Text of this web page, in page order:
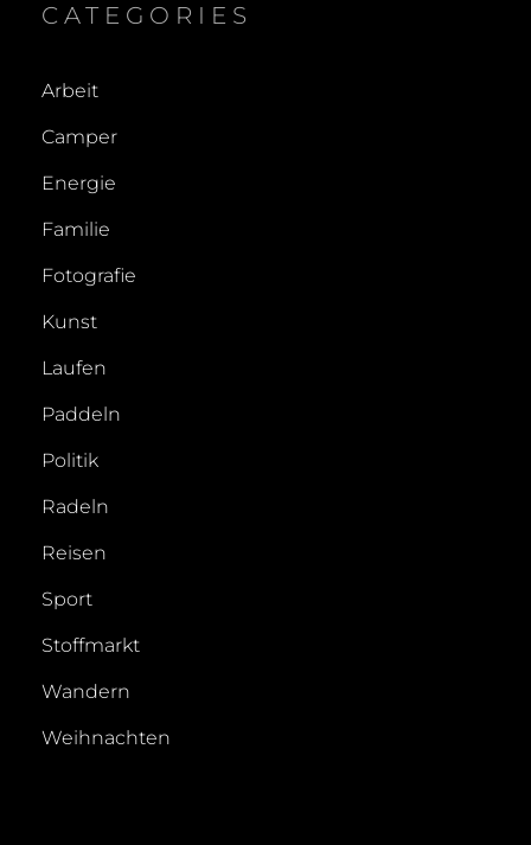
CATEGORIES
Arbeit
Camper
Energie
Familie
Fotografie
Kunst
Laufen
Paddeln
Politik
Radeln
Reisen
Sport
Stoffmarkt
Wandern
Weihnachten